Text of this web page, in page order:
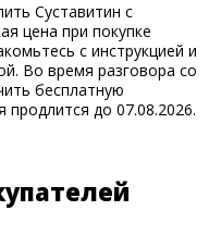
Суставитин с
цена при покупке
с инструкцией и
Во время разговора со
бесплатную
до 07.08.2026.